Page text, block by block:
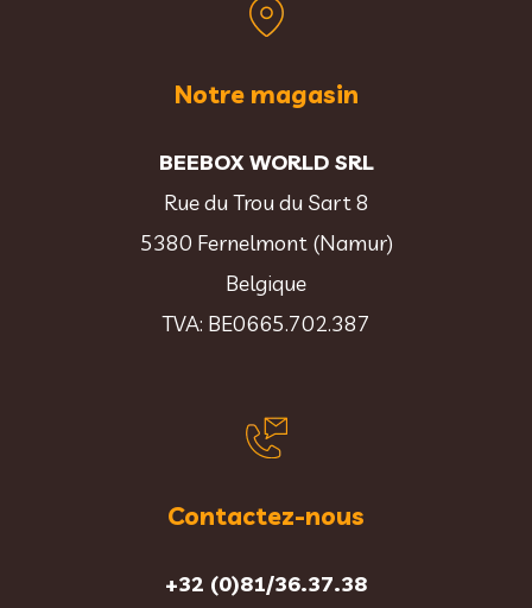
Notre magasin
BEEBOX WORLD SRL
Rue du Trou du Sart 8
5380 Fernelmont (Namur)
Belgique
TVA: BE0665.702.387
Contactez-nous
+32 (0)81/36.37.38